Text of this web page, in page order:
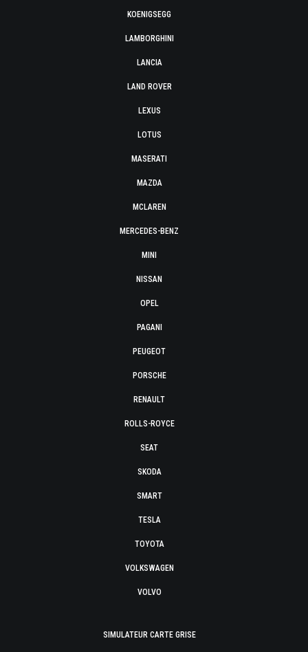
KOENIGSEGG
LAMBORGHINI
LANCIA
LAND ROVER
LEXUS
LOTUS
MASERATI
MAZDA
MCLAREN
MERCEDES-BENZ
MINI
NISSAN
OPEL
PAGANI
PEUGEOT
PORSCHE
RENAULT
ROLLS-ROYCE
SEAT
SKODA
SMART
TESLA
TOYOTA
VOLKSWAGEN
VOLVO
SIMULATEUR CARTE GRISE